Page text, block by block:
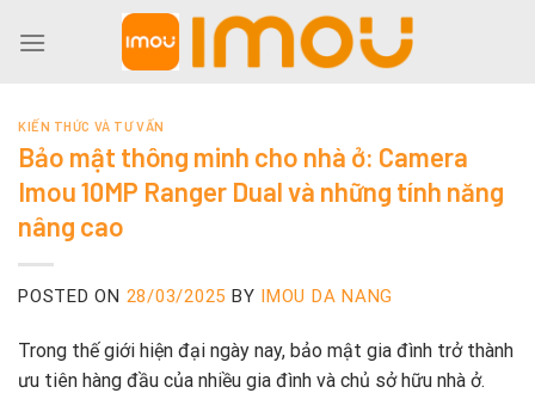
KIẾN THỨC VÀ TƯ VẤN
Bảo mật thông minh cho nhà ở: Camera
Imou 10MP Ranger Dual và những tính năng
nâng cao
POSTED ON 28/03/2025 BY IMOU DA NANG
Trong thế giới hiện đại ngày nay, bảo mật gia đình trở thành
ưu tiên hàng đầu của nhiều gia đình và chủ sở hữu nhà ở.